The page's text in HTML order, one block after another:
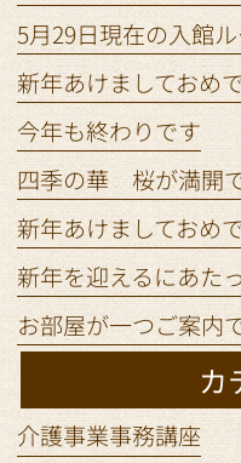
5月29日現在の入館
新年あけましておめ
今年も終わりです
四季の華 桜が満開
新年あけましておめ
新年を迎えるにあた
お部屋が一つご案内
カ
介護事業事務講座